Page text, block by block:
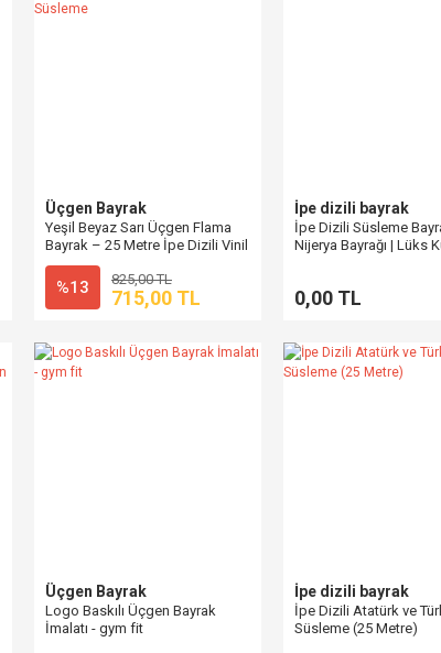
Üçgen Bayrak
Yeşil Beyaz Sarı Üçgen Flama
Bayrak – 25 Metre İpe Dizili Vinil
Süsleme
%13 825,00 TL
715,00 TL
İpe dizili bayrak
İpe Dizili Süsleme
Nijerya Bayrağı | Lüks
0,00 TL
Üçgen Bayrak
Logo Baskılı Üçgen Bayrak
İmalatı - gym fit
İpe dizili bayrak
İpe Dizili Atatürk ve
Süsleme (25 Metre)